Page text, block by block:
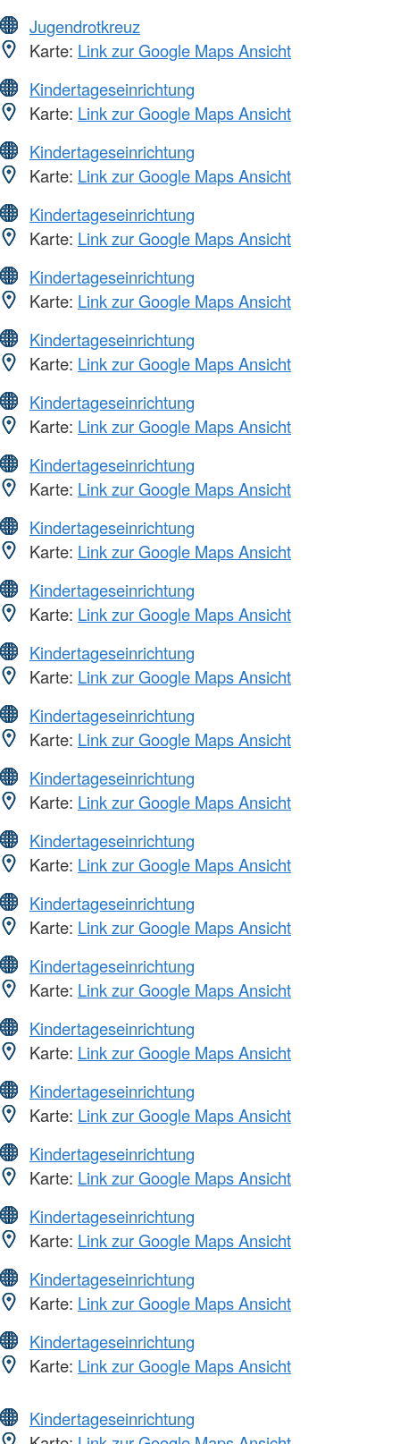
Jugendrotkreuz
Karte: Link zur Google Maps Ansicht
Kindertageseinrichtung
Karte: Link zur Google Maps Ansicht
Kindertageseinrichtung
Karte: Link zur Google Maps Ansicht
Kindertageseinrichtung
Karte: Link zur Google Maps Ansicht
Kindertageseinrichtung
Karte: Link zur Google Maps Ansicht
Kindertageseinrichtung
Karte: Link zur Google Maps Ansicht
Kindertageseinrichtung
Karte: Link zur Google Maps Ansicht
Kindertageseinrichtung
Karte: Link zur Google Maps Ansicht
Kindertageseinrichtung
Karte: Link zur Google Maps Ansicht
Kindertageseinrichtung
Karte: Link zur Google Maps Ansicht
Kindertageseinrichtung
Karte: Link zur Google Maps Ansicht
Kindertageseinrichtung
Karte: Link zur Google Maps Ansicht
Kindertageseinrichtung
Karte: Link zur Google Maps Ansicht
Kindertageseinrichtung
Karte: Link zur Google Maps Ansicht
Kindertageseinrichtung
Karte: Link zur Google Maps Ansicht
Kindertageseinrichtung
Karte: Link zur Google Maps Ansicht
Kindertageseinrichtung
Karte: Link zur Google Maps Ansicht
Kindertageseinrichtung
Karte: Link zur Google Maps Ansicht
Kindertageseinrichtung
Karte: Link zur Google Maps Ansicht
Kindertageseinrichtung
Karte: Link zur Google Maps Ansicht
Kindertageseinrichtung
Karte: Link zur Google Maps Ansicht
Kindertageseinrichtung
Karte: Link zur Google Maps Ansicht
Kindertageseinrichtung